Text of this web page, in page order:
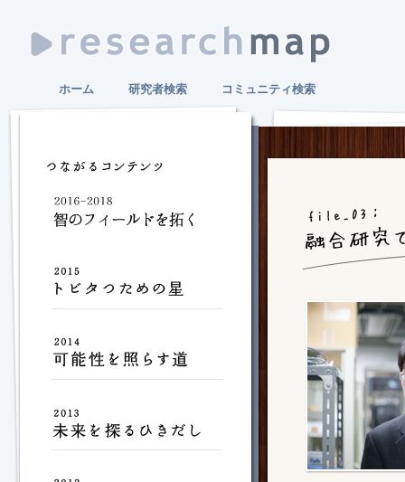
ホーム 研究者検索 コミュニティ検索